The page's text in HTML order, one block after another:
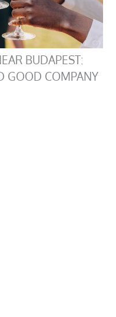
BUDAPEST:
GOOD COMPANY